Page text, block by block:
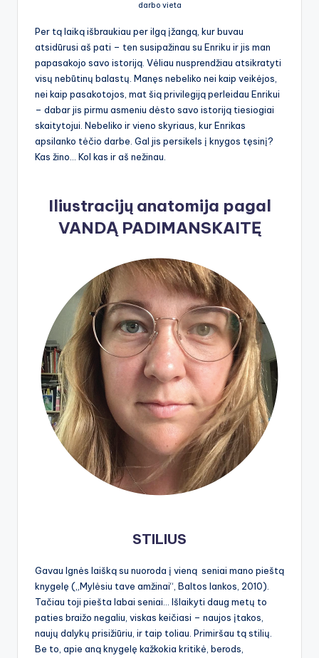
darbo vieta
Per tą laiką išbraukiau per ilgą įžangą, kur buvau
atsidūrusi aš pati – ten susipažinau su Enriku ir jis man
papasakojo savo istoriją. Vėliau nusprendžiau atsikratyti
visų nebūtinų balastų. Manęs nebeliko nei kaip veikėjos,
nei kaip pasakotojos, mat šią privilegiją perleidau Enrikui
– dabar jis pirmu asmeniu dėsto savo istoriją tiesiogiai
skaitytojui. Nebeliko ir vieno skyriaus, kur Enrikas
apsilanko tėčio darbe. Gal jis persikels į knygos tęsinį?
Kas žino… Kol kas ir aš nežinau.
Iliustracijų anatomija pagal
VANDĄ PADIMANSKAITĘ
STILIUS
Gavau Ignės laišką su nuoroda į vieną seniai mano pieštą
knygelę („Mylėsiu tave amžinai“, Baltos lankos, 2010).
Tačiau toji piešta labai seniai… Išlaikyti daug metų to
paties braižo negaliu, viskas keičiasi – naujos įtakos,
naujų dalykų prisižiūriu, ir taip toliau. Primiršau tą stilių.
Be to, apie aną knygelę kažkokia kritikė, berods,